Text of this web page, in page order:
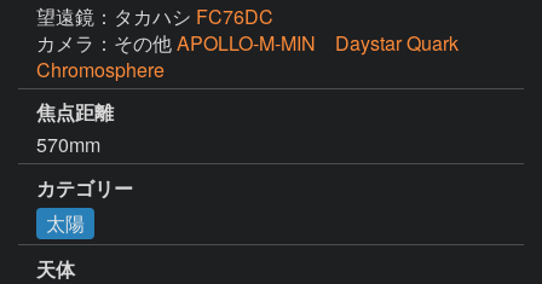
望遠鏡：タカハシ FC76DC
カメラ：その他APOLLO-M-MIN Daystar Quark
Chromosphere
焦点距離
570mm
カテゴリー
太陽
天体